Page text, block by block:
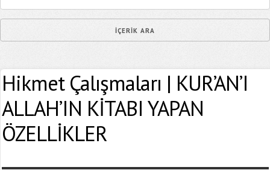
Hikmet Çalışmaları | KUR’AN’I
ALLAH’IN KİTABI YAPAN
ÖZELLİKLER
Epostanız (*)
Yaşadığınız Hatanın Ayrıntıları